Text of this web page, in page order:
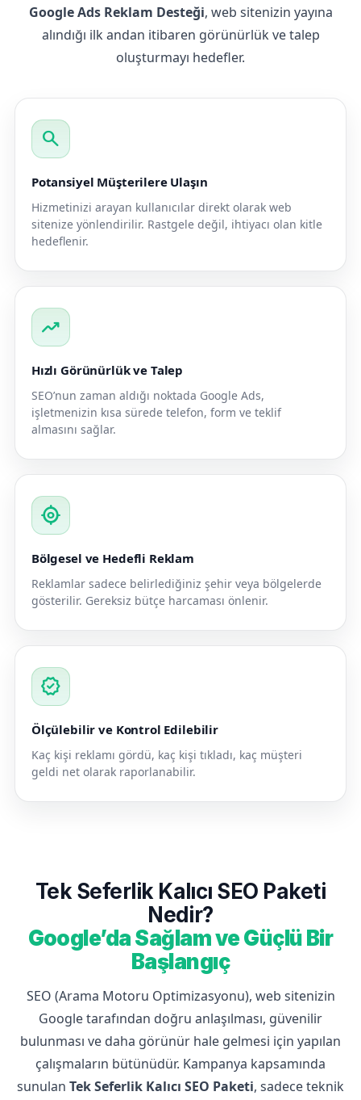
Google Ads Reklam Desteği, web sitenizin yayına
alındığı ilk andan itibaren görünürlük ve talep
oluşturmayı hedefler.
search
Potansiyel Müşterilere Ulaşın
Hizmetinizi arayan kullanıcılar direkt olarak web
sitenize yönlendirilir. Rastgele değil, ihtiyacı olan kitle
hedeflenir.
trending_up
Hızlı Görünürlük ve Talep
SEO’nun zaman aldığı noktada Google Ads,
işletmenizin kısa sürede telefon, form ve teklif
almasını sağlar.
my_location
Bölgesel ve Hedefli Reklam
Reklamlar sadece belirlediğiniz şehir veya bölgelerde
gösterilir. Gereksiz bütçe harcaması önlenir.
verified
Ölçülebilir ve Kontrol Edilebilir
Kaç kişi reklamı gördü, kaç kişi tıkladı, kaç müşteri
geldi net olarak raporlanabilir.
Tek Seferlik Kalıcı SEO Paketi
Nedir?
Google’da Sağlam ve Güçlü Bir
Başlangıç
SEO (Arama Motoru Optimizasyonu), web sitenizin
Google tarafından doğru anlaşılması, güvenilir
bulunması ve daha görünür hale gelmesi için yapılan
çalışmaların bütünüdür. Kampanya kapsamında
sunulan Tek Seferlik Kalıcı SEO Paketi, sadece teknik